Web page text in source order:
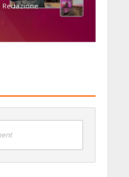
Redazione